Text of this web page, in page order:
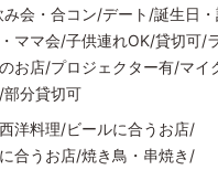
み会・合コン デート 誕生日
ママ会 子供連れOK 貸切可
お店 プロジェクター有 マイ
部分貸切可
洋料理 ビールに合うお店
合うお店 焼き鳥・串焼き